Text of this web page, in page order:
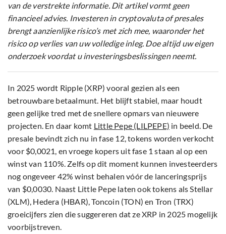
van de verstrekte informatie. Dit artikel vormt geen
financieel advies. Investeren in cryptovaluta of presales
brengt aanzienlijke risico’s met zich mee, waaronder het
risico op verlies van uw volledige inleg. Doe altijd uw eigen
onderzoek voordat u investeringsbeslissingen neemt.
In 2025 wordt Ripple (XRP) vooral gezien als een
betrouwbare betaalmunt. Het blijft stabiel, maar houdt
geen gelijke tred met de snellere opmars van nieuwere
projecten. En daar komt Little Pepe (LILPEPE) in beeld. De
presale bevindt zich nu in fase 12, tokens worden verkocht
voor $0,0021, en vroege kopers uit fase 1 staan al op een
winst van 110%. Zelfs op dit moment kunnen investeerders
nog ongeveer 42% winst behalen vóór de lanceringsprijs
van $0,0030. Naast Little Pepe laten ook tokens als Stellar
(XLM), Hedera (HBAR), Toncoin (TON) en Tron (TRX)
groeicijfers zien die suggereren dat ze XRP in 2025 mogelijk
voorbijstreven.